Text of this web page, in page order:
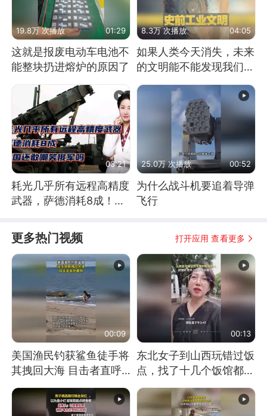
19.8万 次播放 01:29
这就是报废电动车电池不
能整块扔进熔炉的原因了
8.3万 次播放 04:05
如果人类今天消失，未来
的文明能不能发现我们存
03:21
耗光几乎所有远程高精度
武器，萨德消耗8成！美
25.0万 次播放 00:52
为什么战斗机要追着导弹
飞行
更多热门视频 打开应用 查看更多
00:09
美国渔民钓获鲨鱼徒手将
其拽回大海 目击者直呼
震惊 （视频来源：参考
消息）
00:13
东北女子到山西玩错过饭
点，找了十几个饭馆都没
开门：午休到几点